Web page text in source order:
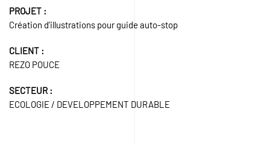
PROJET :
Création d’illustrations pour guide auto-stop
CLIENT :
REZO POUCE
SECTEUR :
ECOLOGIE / DEVELOPPEMENT DURABLE